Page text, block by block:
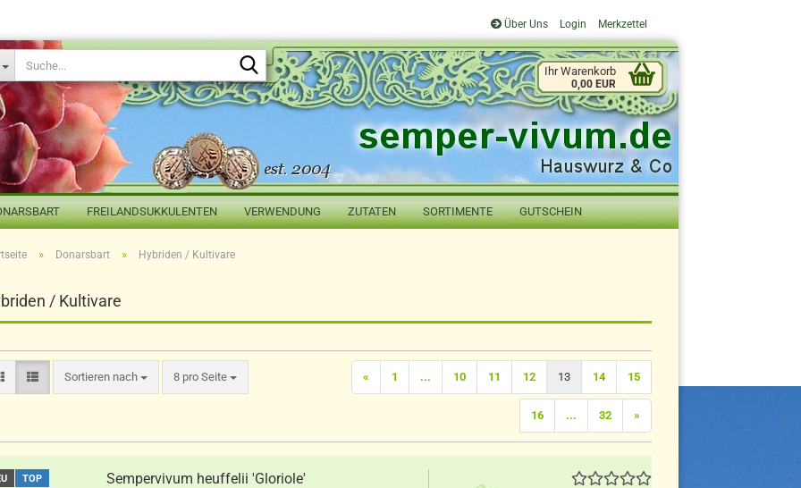
Über Uns Login Merkzettel
Suche...
Ihr Warenkorb
0,00 EUR
FREILANDSUKKULENTEN VERWENDUNG ZUTATEN SORTIMENTE GUTSCHEIN
» Donarsbart » Hybriden / Kultivare
/ Kultivare
Sortieren nach
Sortieren nach 8 pro Seite
pro Seite « 1 ... 10 11 12 13 14 15
16 ... 32 »
TOP Sempervivum heuffelii 'Gloriole'